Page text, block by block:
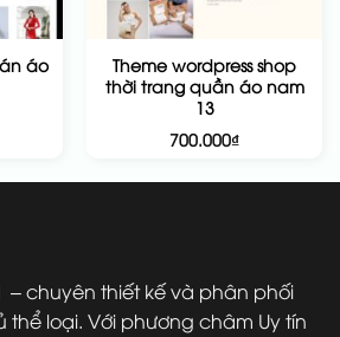
áo
Theme wordpress shop
thời trang quần áo nam
13
700.000₫
– chuyên thiết kế và phân phối
thể loại. Với phương châm Uy tín